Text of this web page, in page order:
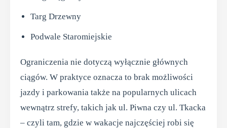
Targ Drzewny
Podwale Staromiejskie
Ograniczenia nie dotyczą wyłącznie głównych
ciągów. W praktyce oznacza to brak możliwości
jazdy i parkowania także na popularnych ulicach
wewnątrz strefy, takich jak ul. Piwna czy ul. Tkacka
– czyli tam, gdzie w wakacje najczęściej robi się